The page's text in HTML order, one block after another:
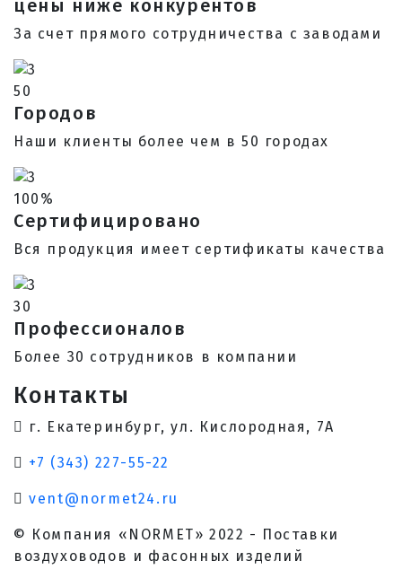
цены ниже конкурентов
За счет прямого сотрудничества с заводами
50
Городов
Наши клиенты более чем в 50 городах
100%
Сертифицировано
Вся продукция имеет сертификаты качества
30
Профессионалов
Более 30 сотрудников в компании
Контакты
г. Екатеринбург, ул. Кислородная, 7А
+7 (343) 227-55-22
vent@normet24.ru
© Компания «NORMET» 2022 - Поставки
воздуховодов и фасонных изделий